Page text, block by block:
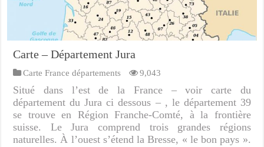
Carte – Département Jura
Carte France départements 9,043
Situé dans l’est de la France – voir carte du
département du Jura ci dessous – , le département 39
se trouve en Région Franche-Comté, à la frontière
suisse. Le Jura comprend trois grandes régions
naturelles. À l’ouest s’étend la Bresse, « le bon pays ».